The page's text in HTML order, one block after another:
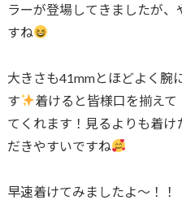
ラーが登場してきましたが
すね
大きさも41mmとほどよく腕
す
着けると皆様口を揃え
てくれます！見るよりも着
だきやすいですね
早速着けてみましたよ〜！！